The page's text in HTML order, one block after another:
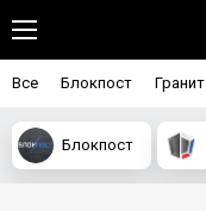
Все Блокпост Гранит
Блокпост